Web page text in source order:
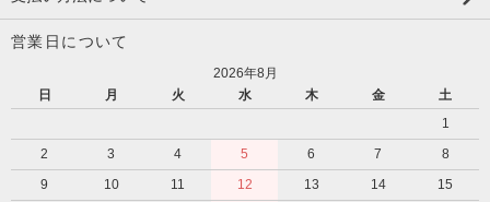
営業日について
2026年8月
日
月 火 水 木 金
土
1
2
3 4 5 6 7
8
9
10 11 12 13 14
15